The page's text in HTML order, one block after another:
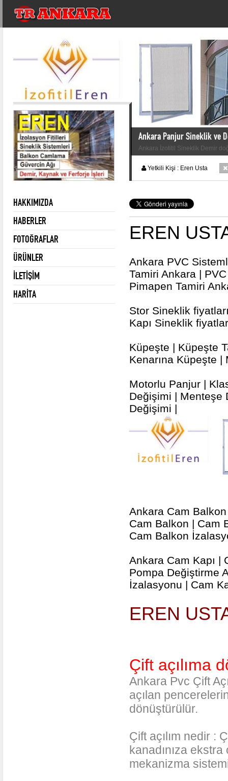
Ankara Panjur Sineklik ve
Ankara İzotitil Sineklik Demir
Yetkili Kişi : Eren Usta
HAKKIMIZDA
HABERLER
FOTOĞRAFLAR
ÜRÜNLER
İLETİŞİM
HARİTA
EREN
Ankara PVC
Tamiri Ankara |
Pimapen Tamiri
Stor Sineklik
Kapı Sineklik
Küpeşte | Küpeşte
Kenarına Küpeşte
Motorlu Panjur |
Değişimi | Menteşe
Değişimi |
Ankara Cam
Cam Balkon | Cam
Cam Balkon
Ankara Cam Kapı |
Pompa Değiştirme
İzalasyonu | Cam
EREN
Çift açılıma
Ankara Pvc Çift
açılan
dönüştürülür.
Çift açılım nedir :
kanadınıza
mekanizma